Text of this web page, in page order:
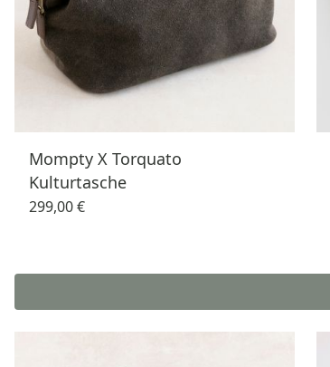
Mompty X Torquato
Kulturtasche
299,00 €